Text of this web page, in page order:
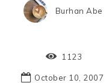
Burhan Abe
1123
October 10, 2007